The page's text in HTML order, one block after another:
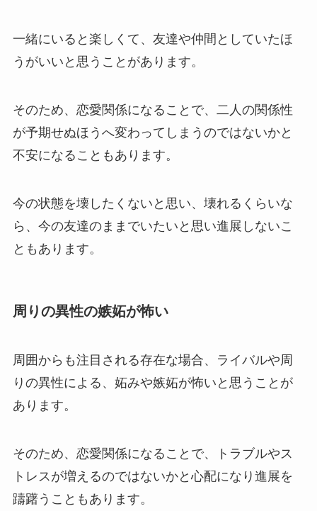
一緒にいると楽しくて、友達や仲間としていたほ
うがいいと思うことがあります。
そのため、恋愛関係になることで、二人の関係性
が予期せぬほうへ変わってしまうのではないかと
不安になることもあります。
今の状態を壊したくないと思い、壊れるくらいな
ら、今の友達のままでいたいと思い進展しないこ
ともあります。
周りの異性の嫉妬が怖い
周囲からも注目される存在な場合、ライバルや周
りの異性による、妬みや嫉妬が怖いと思うことが
あります。
そのため、恋愛関係になることで、トラブルやス
トレスが増えるのではないかと心配になり進展を
躊躇うこともあります。